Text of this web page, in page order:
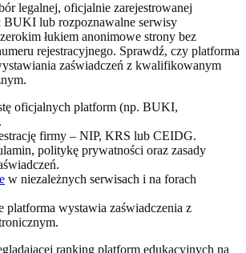
legalnej, oficjalnie zarejestrowanej
lub rozpoznawalne serwisy
łukiem anonimowe strony bez
rejestracyjnego. Sprawdź, czy platforma
zaświadczeń z kwalifikowanym
oficjalnych platform (np. BUKI,
firmy – NIP, KRS lub CEIDG.
politykę prywatności oraz zasady
w niezależnych serwisach i na forach
platforma wystawia zaświadczenia z